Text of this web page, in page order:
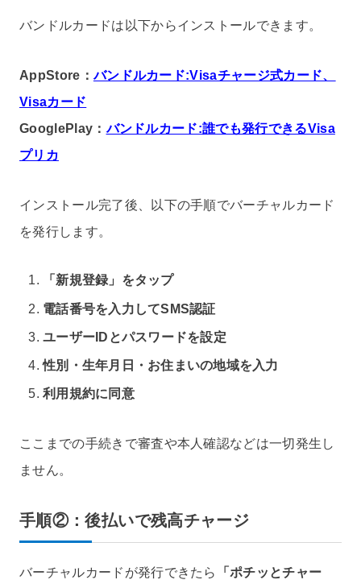
バンドルカードは以下からインストールできます。
AppStore：バンドルカード:Visaチャージ式カード、
Visaカード
GooglePlay：バンドルカード:誰でも発行できるVisa
プリカ
インストール完了後、以下の手順でバーチャルカード
を発行します。
「新規登録」をタップ
電話番号を入力してSMS認証
ユーザーIDとパスワードを設定
性別・生年月日・お住まいの地域を入力
利用規約に同意
ここまでの手続きで審査や本人確認などは一切発生し
ません。
手順②：後払いで残高チャージ
バーチャルカードが発行できたら 「ポチッとチャー